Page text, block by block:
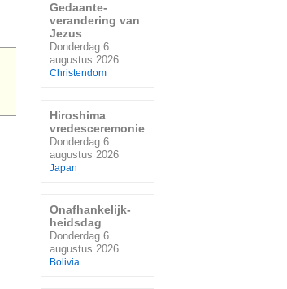
Gedaante-
verandering van
Jezus
Donderdag 6
augustus 2026
Christendom
Hiroshima
vredesceremonie
Donderdag 6
augustus 2026
Japan
Onafhankelijk-
heidsdag
Donderdag 6
augustus 2026
Bolivia